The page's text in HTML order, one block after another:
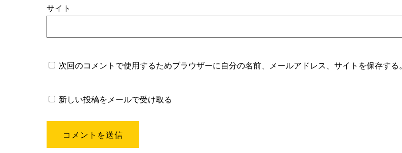
サイト
次回のコメントで使用するためブラウザーに自分の名前、メールアドレス、サイトを保存する。
新しい投稿をメールで受け取る